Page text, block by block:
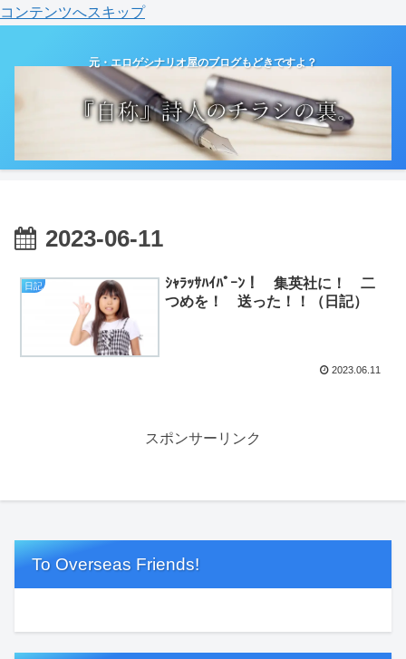
コンテンツへスキップ
元・エロゲシナリオ屋のブログもどきですよ？
2023-06-11
日記
ｼｬﾗｯｻﾊｲﾊﾟｰﾝ！ 集英社に！ 二
つめを！ 送った！！（日記）
2023.06.11
スポンサーリンク
To Overseas Friends!